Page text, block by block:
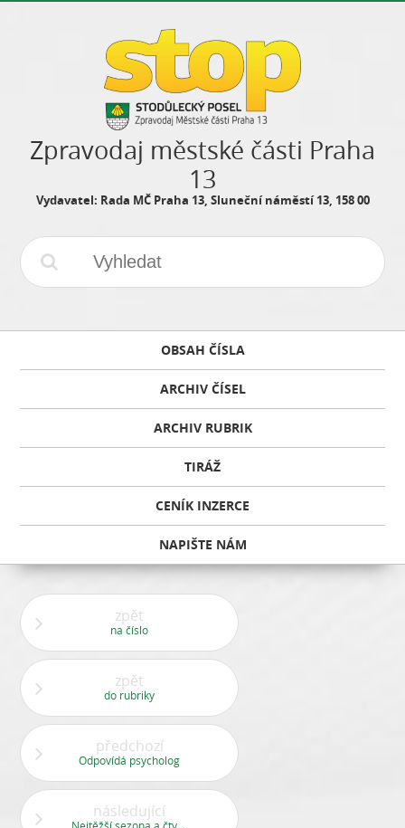
Zpravodaj městské části Praha
13
Vydavatel: Rada MČ Praha 13, Sluneční náměstí 13, 158 00
OBSAH ČÍSLA
ARCHIV ČÍSEL
ARCHIV RUBRIK
TIRÁŽ
CENÍK INZERCE
NAPIŠTE NÁM
zpět
na číslo
zpět
do rubriky
předchozí
Odpovídá psycholog
následující